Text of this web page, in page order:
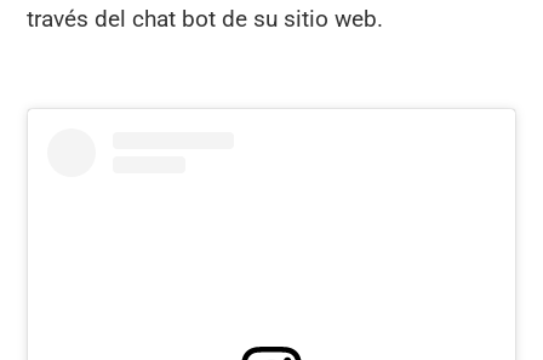
través del chat bot de su sitio web.